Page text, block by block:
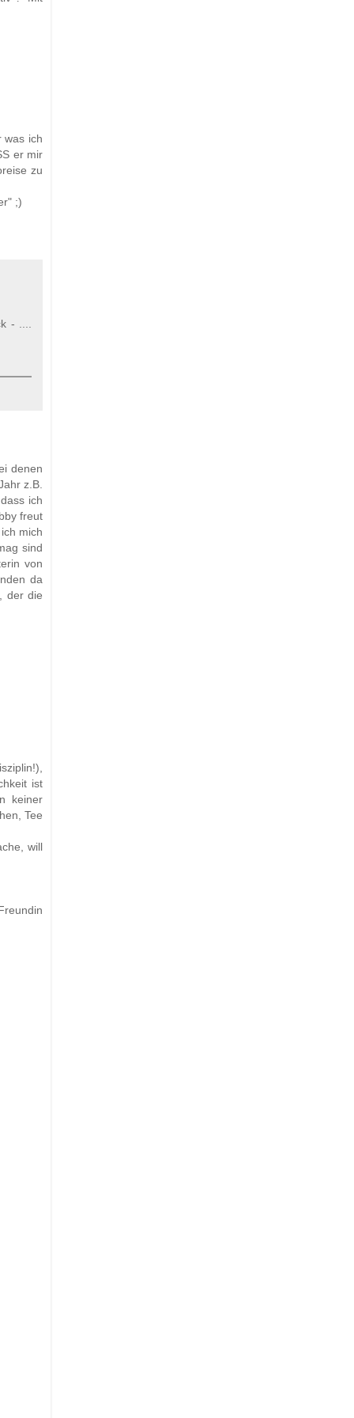
was ich
er mir
zu
;)
- ....
denen
z.B.
ich
freut
mich
sind
von
da
der die
ist
keiner
Tee
will